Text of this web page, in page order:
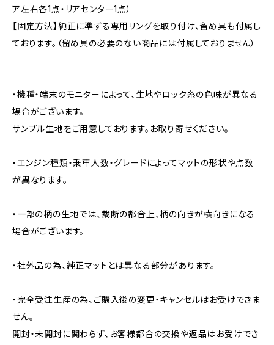
ア左右各1点・リアセンター1点）
【固定方法】純正に準ずる専用リングを取り付け、留め具も付属し
ております。（留め具の必要のない商品には付属しておりません）
・機種・端末のモニターによって、生地やロック糸の色味が異なる
場合がございます。
サンプル生地をご用意しております。お取り寄せください。
・エンジン種類・乗車人数・グレードによってマットの形状や点数
が異なります。
・一部の柄の生地では、裁断の都合上、柄の向きが横向きになる
場合がございます。
・社外品の為、純正マットとは異なる部分があります。
・完全受注生産の為、ご購入後の変更・キャンセルはお受けできま
せん。
開封・未開封に関わらず、お客様都合の交換や返品はお受けでき